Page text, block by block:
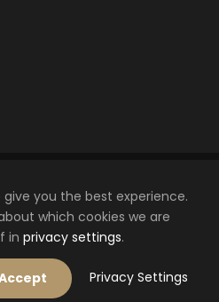
Cameselle. Todos los
reservados.
de Cookies
you the best experience.
which cookies we are
in privacy settings.
Privacy Settings